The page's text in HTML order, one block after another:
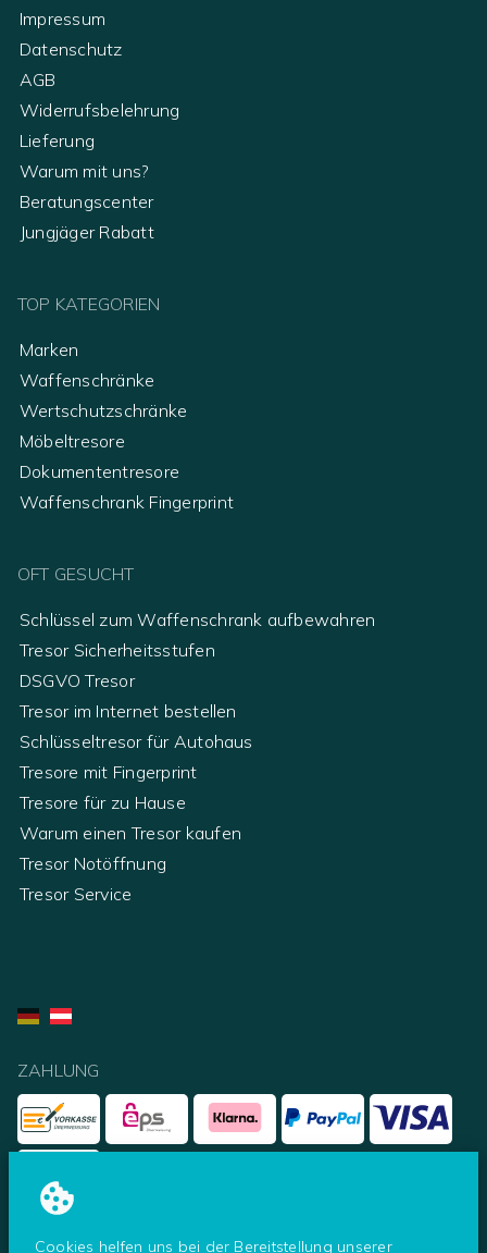
Cookies helfen uns bei der Bereitstellung unserer
Impressum
Datenschutz
AGB
Widerrufsbelehrung
Lieferung
Warum mit uns?
Beratungscenter
Jungjäger Rabatt
TOP KATEGORIEN
Marken
Waffenschränke
Wertschutzschränke
Möbeltresore
Dokumententresore
Waffenschrank Fingerprint
OFT GESUCHT
Schlüssel zum Waffenschrank aufbewahren
Tresor Sicherheitsstufen
DSGVO Tresor
Tresor im Internet bestellen
Schlüsseltresor für Autohaus
Tresore mit Fingerprint
Tresore für zu Hause
Warum einen Tresor kaufen
Tresor Notöffnung
Tresor Service
ZAHLUNG
UNSERE PARTNER